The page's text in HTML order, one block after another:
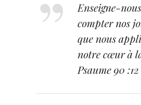
Enseigne-
compter nos
que nous
notre cœur à la
Psaume 90 :12